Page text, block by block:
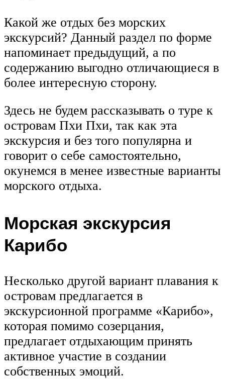
Какой же отдых без морских
экскурсий? Данный раздел по форме
напоминает предыдущий, а по
содержанию выгодно отличающиеся в
более интересную сторону.
Здесь не будем рассказывать о туре к
островам Пхи Пхи, так как эта
экскурсия и без того популярна и
говорит о себе самостоятельно,
окунемся в менее известные варианты
морского отдыха.
Морская экскурсия
Карибо
Несколько другой вариант плавания к
островам предлагается в
экскурсионной программе «Карибо»,
которая помимо созерцания,
предлагает отдыхающим принять
активное участие в создании
собственных эмоций.